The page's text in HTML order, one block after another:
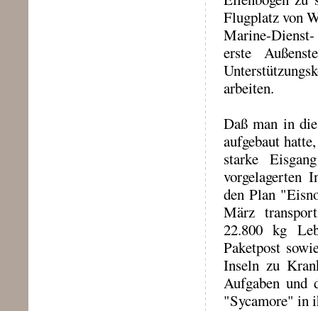
Flugplatz von
Marine-
erste
arbeiten.
Daß man in
aufgebaut
starke
vorgelagerten
den Plan
März
22.800 kg
Paketpost
Inseln zu
Aufgaben und
"Sycamore" in